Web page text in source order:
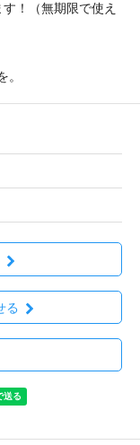
！（無期限で使え
。
る